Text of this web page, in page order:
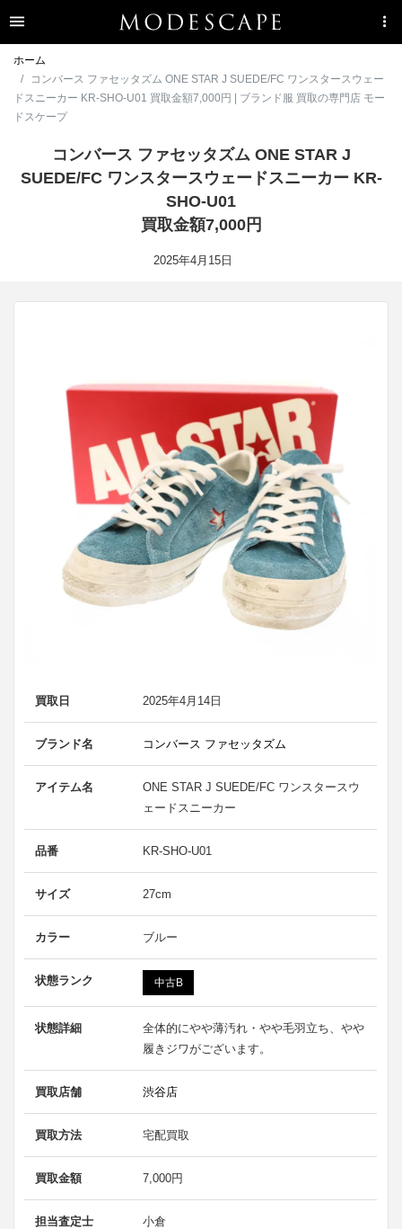
ホーム
コンバース ファセッタズム ONE STAR J SUEDE/FC ワンスタースウェー
ドスニーカー KR-SHO-U01 買取金額7,000円 | ブランド服 買取の専門店 モー
ドスケープ
コンバース ファセッタズム ONE STAR J
SUEDE/FC ワンスタースウェードスニーカー KR-
SHO-U01
買取金額7,000円
2025年4月15日
買取日 2025年4月14日
ブランド名 コンバース ファセッタズム
アイテム名
ONE STAR J SUEDE/FC ワンスタースウ
ェードスニーカー
品番 KR-SHO-U01
サイズ 27cm
カラー ブルー
状態ランク 中古B
状態詳細
全体的にやや薄汚れ・やや毛羽立ち、やや
履きジワがございます。
買取店舗 渋谷店
買取方法 宅配買取
買取金額 7,000円
担当査定士 小倉